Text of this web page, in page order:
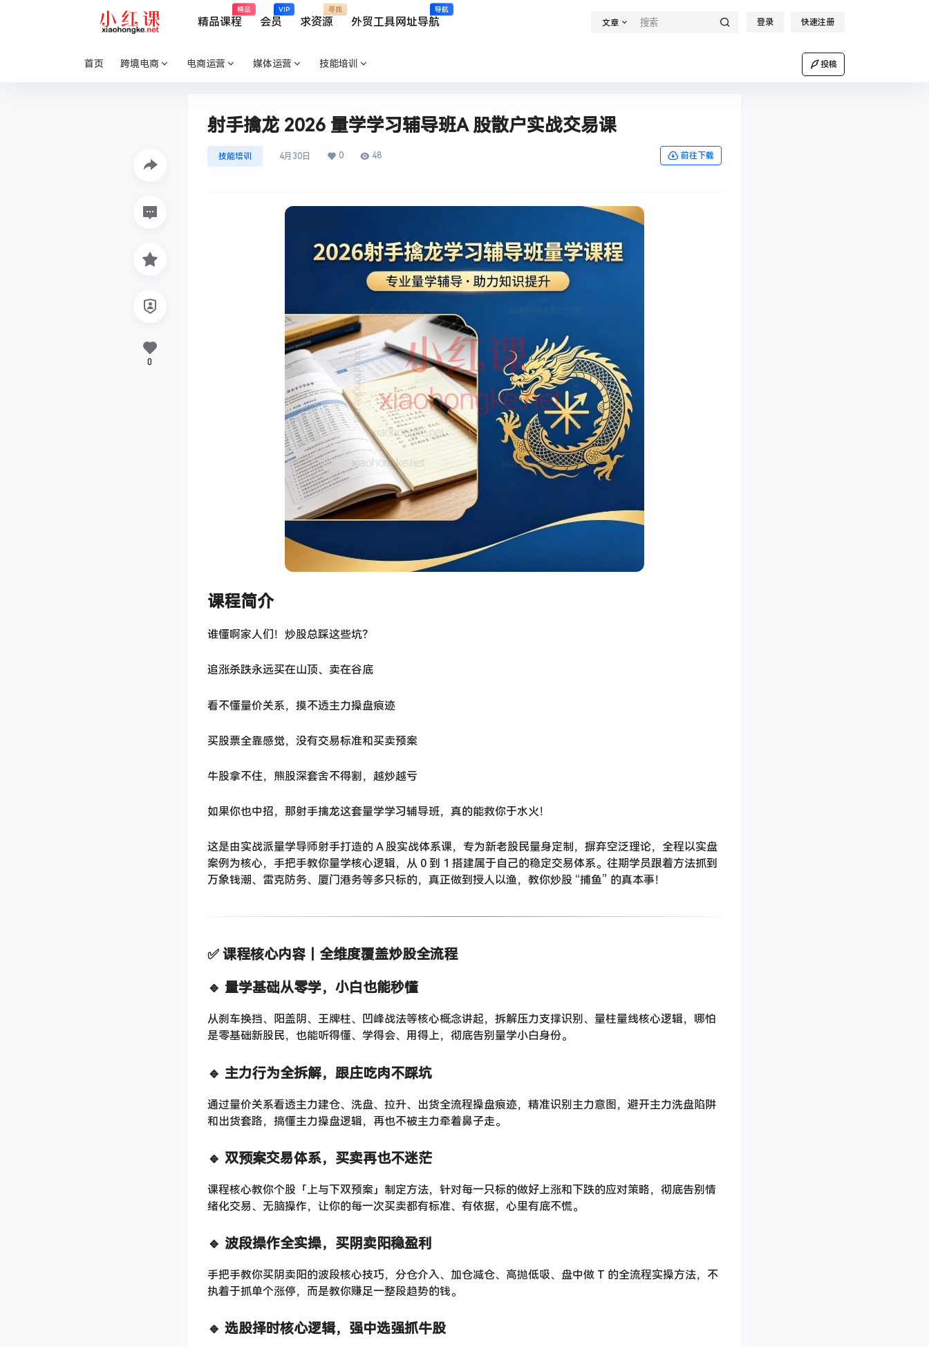
精品课程
精品
会员
VIP
求资源
寻找
外贸工具网址导航
导航
文章 登录 快速注册
首页 跨境电商 电商运营 媒体运营 技能培训 投稿
射手擒龙 2026 量学学习辅导班A 股散户实战交易课
技能培训 4月30日 0 48 前往下载
课程简介
谁懂啊家人们！炒股总踩这些坑？
追涨杀跌永远买在山顶、卖在谷底
看不懂量价关系，摸不透主力操盘痕迹
买股票全靠感觉，没有交易标准和买卖预案
牛股拿不住，熊股深套舍不得割，越炒越亏
如果你也中招，那射手擒龙这套量学学习辅导班，真的能救你于水火！
这是由实战派量学导师射手打造的 A 股实战体系课，专为新老股民量身定制，摒弃空泛理论，全程以实盘
案例为核心，手把手教你量学核心逻辑，从 0 到 1 搭建属于自己的稳定交易体系。往期学员跟着方法抓到
万象钱潮、雷克防务、厦门港务等多只标的，真正做到授人以渔，教你炒股 “捕鱼” 的真本事！
✅ 课程核心内容｜全维度覆盖炒股全流程
🔹 量学基础从零学，小白也能秒懂
从刹车换挡、阳盖阴、王牌柱、凹峰战法等核心概念讲起，拆解压力支撑识别、量柱量线核心逻辑，哪怕
是零基础新股民，也能听得懂、学得会、用得上，彻底告别量学小白身份。
🔹 主力行为全拆解，跟庄吃肉不踩坑
通过量价关系看透主力建仓、洗盘、拉升、出货全流程操盘痕迹，精准识别主力意图，避开主力洗盘陷阱
和出货套路，搞懂主力操盘逻辑，再也不被主力牵着鼻子走。
🔹 双预案交易体系，买卖再也不迷茫
课程核心教你个股「上与下双预案」制定方法，针对每一只标的做好上涨和下跌的应对策略，彻底告别情
绪化交易、无脑操作，让你的每一次买卖都有标准、有依据，心里有底不慌。
🔹 波段操作全实操，买阴卖阳稳盈利
手把手教你买阴卖阳的波段核心技巧，分仓介入、加仓减仓、高抛低吸、盘中做 T 的全流程实操方法，不
执着于抓单个涨停，而是教你赚足一整段趋势的钱。
🔹 选股择时核心逻辑，强中选强抓牛股
0